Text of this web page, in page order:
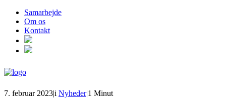
Samarbejde
Om os
Kontakt
7. februar 2023|i Nyheder|1 Minut